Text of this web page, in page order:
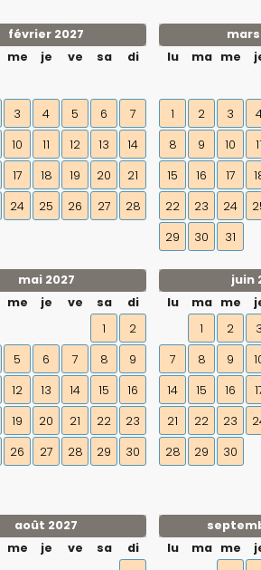
février 2027
me je ve sa di
3 4 5 6
7
10 11 12 13
14
17 18 19 20
21
24 25 26 27 28
mars
lu
ma me
1 2 3
8
9 10 11
15
16 17
22
23 24
29
30 31
mai 2027
me je ve sa
di
1
2
5 6 7 8
9
12 13 14 15
16
19 20 21 22
23
26 27 28 29
30
juin
lu
ma me
1
2 3
7
8 9
14
15 16
21
22 23
28
29 30
août 2027
me je ve sa
di
lu
ma me